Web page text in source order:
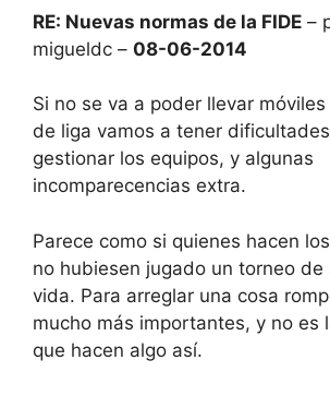
RE: Nuevas normas de la FIDE –
migueldc – 08-06-2014
Si no se va a poder llevar
de liga vamos a tener
gestionar los equipos, y algunas
incomparecencias extra.
Parece como si quienes hacen
no hubiesen jugado un torneo de
vida. Para arreglar una cosa
mucho más importantes, y no es
que hacen algo así.